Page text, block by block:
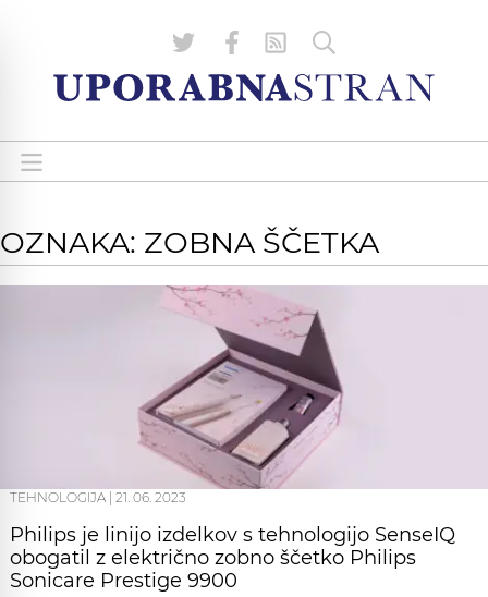
OZNAKA: ZOBNA ŠČETKA
TEHNOLOGIJA 21. 06. 2023
Philips je linijo izdelkov s tehnologijo SenseIQ
obogatil z električno zobno ščetko Philips
Sonicare Prestige 9900